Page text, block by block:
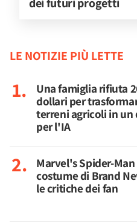
dei futuri progetti
LE NOTIZIE PIÙ LETTE
Una famiglia rifiuta
dollari per
terreni agricoli in un
per l'IA
Marvel's Spider-
costume di Brand
le critiche dei fan